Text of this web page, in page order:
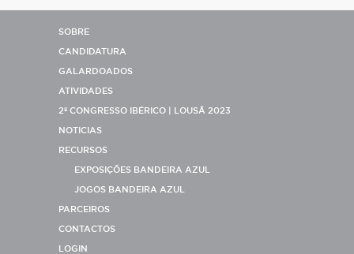
SOBRE
CANDIDATURA
GALARDOADOS
ATIVIDADES
2º CONGRESSO IBÉRICO | LOUSÃ 2023
NOTICIAS
RECURSOS
EXPOSIÇÕES BANDEIRA AZUL
JOGOS BANDEIRA AZUL
PARCEIROS
CONTACTOS
LOGIN